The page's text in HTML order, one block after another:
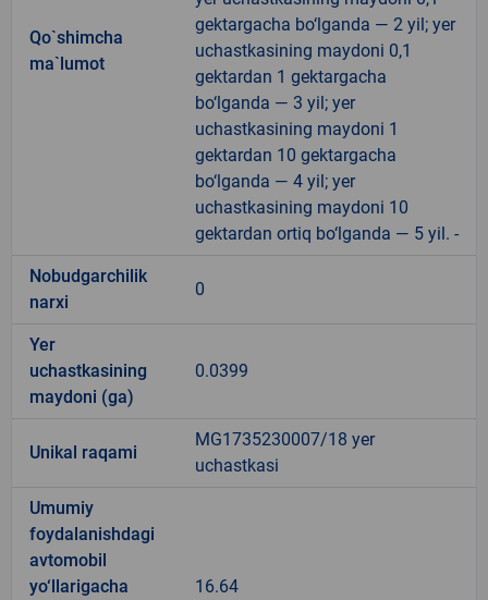
Qo`shimcha
ma`lumot
gektargacha bo‘lganda — 2 yil; yer
uchastkasining maydoni 0,1
gektardan 1 gektargacha
bo‘lganda — 3 yil; yer
uchastkasining maydoni 1
gektardan 10 gektargacha
bo‘lganda — 4 yil; yer
uchastkasining maydoni 10
gektardan ortiq bo‘lganda — 5 yil. -
Nobudgarchilik
narxi
0
Yer
uchastkasining
maydoni (ga)
0.0399
Unikal raqami
MG1735230007/18 yer
uchastkasi
Umumiy
foydalanishdagi
avtomobil
yo‘llarigacha
16.64